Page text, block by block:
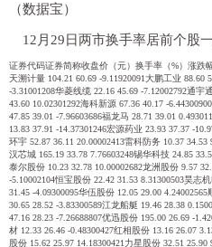
（数据宝）
12月29日两市换手率居前个股
证券代码证券简称收盘价（元）换手率（%）涨跌
天溯计量 104.21 60.69 -9.11920091大鹏工业 88.60
-3.31001208华菱线缆 22.16 45.69 -7.12002792通宇
43.60 10.02301292海科新源 67.36 40.17 -
47.85 39.01 -7.96603686福龙马 28.71 39.01
13.83 37.91 -14.37301246宏源药业 23.93 37.37 -
环宇 52.87 36.11 20.00002413雷科防务 10.37
汉芯城 165.19 33.78 7.76603248锡华科技 24.85
泰尔股份 10.23 32.78 10.00002682龙洲股份 9.57
-5.10002104恒宝股份 22.42 31.53 8.31300503昊志
31.45 -4.09300095华伍股份 12.05 29.00
30.65 28.52 -3.83300589江龙船艇 19.46 28.38
47.16 28.23 -7.26688807优迅股份 195.00 26.69 -
材 12.33 26.46 -0.48300427红相股份 13.16 26.07
股份 15.62 25.97 14.18300421力星股份 32.51